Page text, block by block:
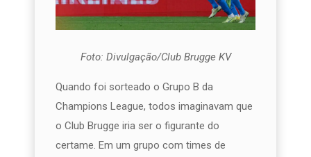
Foto: Divulgação/Club Brugge KV
Quando foi sorteado o Grupo B da
Champions League, todos imaginavam que
o Club Brugge iria ser o figurante do
certame. Em um grupo com times de